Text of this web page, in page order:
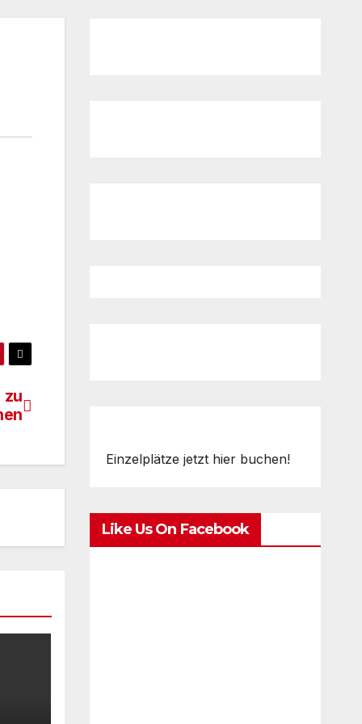
zu
Einzelplätze jetzt hier buchen!
Like Us On Facebook